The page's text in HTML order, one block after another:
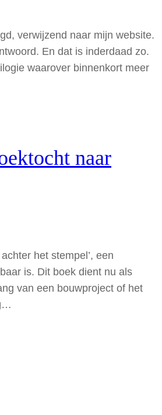
verwijzend naar mijn website.
En dat is inderdaad zo.
waarover binnenkort meer
naar
het stempel’, een
is. Dit boek dient nu als
van een bouwproject of het